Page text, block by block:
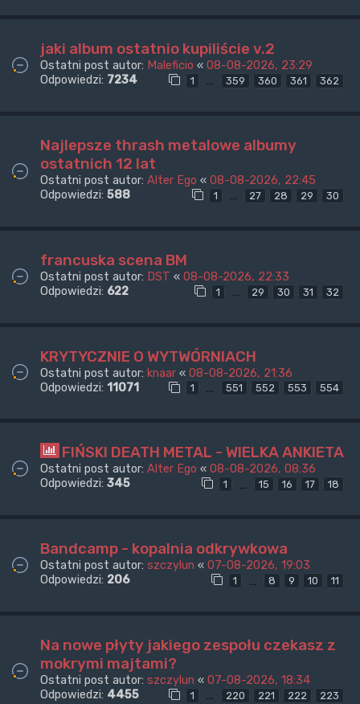
jaki album ostatnio kupiliście v.2
Ostatni post autor: Maleficio « 08-08-2026, 23:29
Odpowiedzi: 7234 1 … 359 360 361 362
Najlepsze thrash metalowe albumy
ostatnich 12 lat
Ostatni post autor: Alter Ego « 08-08-2026, 22:45
Odpowiedzi: 588 1 … 27 28 29 30
francuska scena BM
Ostatni post autor: DST « 08-08-2026, 22:33
Odpowiedzi: 622 1 … 29 30 31 32
KRYTYCZNIE O WYTWÓRNIACH
Ostatni post autor: knaar « 08-08-2026, 21:36
Odpowiedzi: 11071 1 … 551 552 553 554
FIŃSKI DEATH METAL - WIELKA ANKIETA
Ostatni post autor: Alter Ego « 08-08-2026, 08:36
Odpowiedzi: 345 1 … 15 16 17 18
Bandcamp - kopalnia odkrywkowa
Ostatni post autor: szczylun « 07-08-2026, 19:03
Odpowiedzi: 206 1 8 9 10 11
Na nowe płyty jakiego zespołu czekasz z
mokrymi majtami?
Ostatni post autor: szczylun « 07-08-2026, 18:34
Odpowiedzi: 4455 1 … 220 221 222 223